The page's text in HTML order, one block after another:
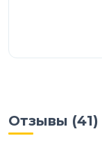
Отзывы (41)